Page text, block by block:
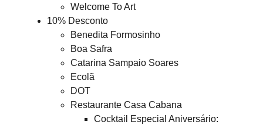
Welcome To Art
10% Desconto
Benedita Formosinho
Boa Safra
Catarina Sampaio Soares
Ecolã
DOT
Restaurante Casa Cabana
Cocktail Especial Aniversário: